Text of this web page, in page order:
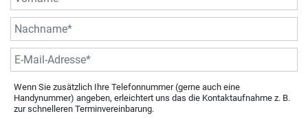
Wenn Sie zusätzlich Ihre Telefonnummer (gerne auch eine
Handynummer) angeben, erleichtert uns das die Kontaktaufnahme z. B.
zur schnelleren Terminvereinbarung.